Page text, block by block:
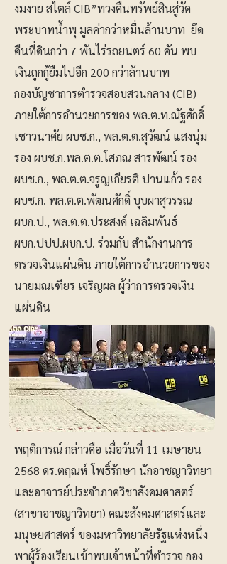
งมงาย สไตล์ CIB”ทวงคืนทรัพย์สินสู่วัด
พระบาทน้ำพุ มูลค่ากว่าหมื่นล้านบาท ยึด
คืนที่ดินกว่า 7 พันไร่รถยนตร์ 60 คัน พบ
เงินถูกกู้ยืมไปอีก 200 กว่าล้านบาท
กองบัญชาการตำรวจสอบสวนกลาง (CIB)
ภายใต้การอำนวยการของ พล.ต.ท.ณัฐศักดิ์
เชาวนาศัย ผบช.ก., พล.ต.ต.สุวัฒน์ แสงนุ่ม
รอง ผบช.ก.พล.ต.ต.โสภณ สารพัฒน์ รอง
ผบช.ก., พล.ต.ต.จรูญเกียรติ ปานแก้ว รอง
ผบช.ก. พล.ต.ต.พัฒนศักดิ์ บุบผาสุวรรณ
ผบก.ป., พล.ต.ต.ประสงค์ เฉลิมพันธ์
ผบก.ปปป.ผบก.ป. ร่วมกับ สำนักงานการ
ตรวจเงินแผ่นดิน ภายใต้การอำนวยการของ
นายมณเฑียร เจริญผล ผู้ว่าการตรวจเงิน
แผ่นดิน
พฤติการณ์ กล่าวคือ เมื่อวันที่ 11 เมษายน
2568 ดร.ตฤณห์ โพธิ์รักษา นักอาชญาวิทยา
และอาจารย์ประจำภาควิชาสังคมศาสตร์
(สาขาอาชญาวิทยา) คณะสังคมศาสตร์และ
มนุษยศาสตร์ ของมหาวิทยาลัยรัฐแห่งหนึ่ง
พาผู้ร้องเรียนเข้าพบเจ้าหน้าที่ตำรวจ กอง